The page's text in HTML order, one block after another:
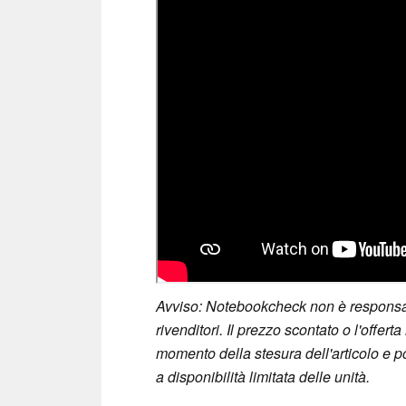
Avviso: Notebookcheck non è
rivenditori. Il prezzo scontato o
momento della stesura dell'articolo e
a disponibilità limitata delle unità.